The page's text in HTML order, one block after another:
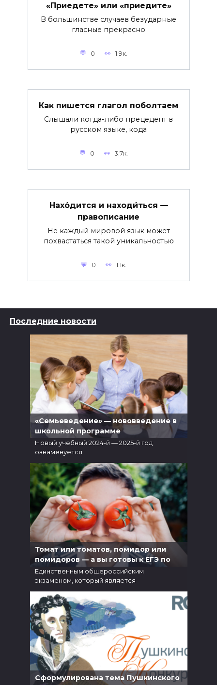
«Приедете» или «приедите»
В большинстве случаев безударные
гласные прекрасно
0 1.9к.
Как пишется глагол поболтаем
Слышали когда-либо прецедент в
русском языке, кода
0 3.7к.
Нахо́дится и находи́ться —
правописание
Не каждый мировой язык может
похвастаться такой уникальностью
0 1.1к.
Последние новости
«Семьеведение» — нововведение в
школьной программе
Новый учебный 2024-й — 2025-й год
ознаменуется
5 6.1к.
Томат или томатов, помидор или
помидоров — а вы готовы к ЕГЭ по
русскому?
Единственным общероссийским
экзаменом, который является
5
Сформулирована тема Пушкинского